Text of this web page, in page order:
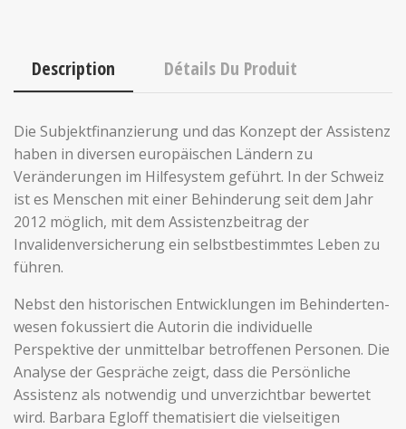
Description Détails Du Produit
Die Subjektfinanzierung und das Konzept der Assistenz
haben in diversen europäischen Ländern zu
Veränderungen im Hilfesystem geführt. In der Schweiz
ist es Menschen mit einer Behinderung seit dem Jahr
2012 möglich, mit dem Assistenzbeitrag der
Invalidenversicherung ein selbstbestimmtes Leben zu
führen.
Nebst den historischen Entwicklungen im Behinderten-
wesen fokussiert die Autorin die individuelle
Perspektive der unmittelbar betroffenen Personen. Die
Analyse der Gespräche zeigt, dass die Persönliche
Assistenz als notwendig und unverzichtbar bewertet
wird. Barbara Egloff thematisiert die vielseitigen